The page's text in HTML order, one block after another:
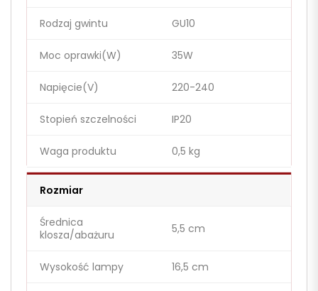
Rodzaj gwintu GU10
Moc oprawki(W) 35W
Napięcie(V) 220-240
Stopień szczelności IP20
Waga produktu 0,5 kg
Rozmiar
Średnica
klosza/abażuru
5,5 cm
Wysokość lampy 16,5 cm